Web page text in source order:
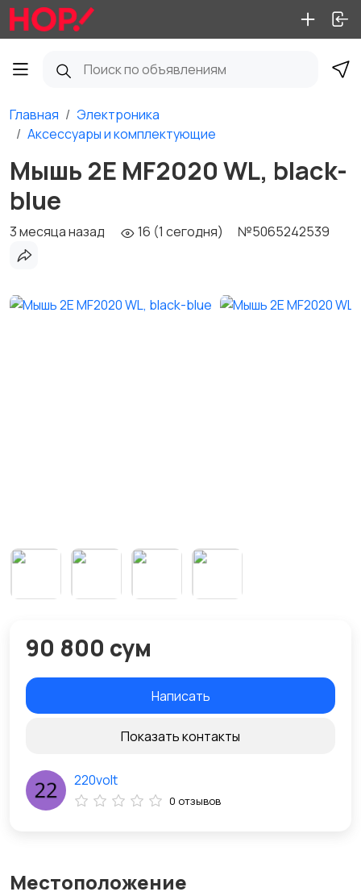
Главная
Электроника
Аксессуары и комплектующие
Мышь 2E MF2020 WL, black-
blue
3 месяца назад 16 (1 сегодня) №5065242539
Местоположение
90 800 сум
Написать
Показать контакты
220volt
0 отзывов